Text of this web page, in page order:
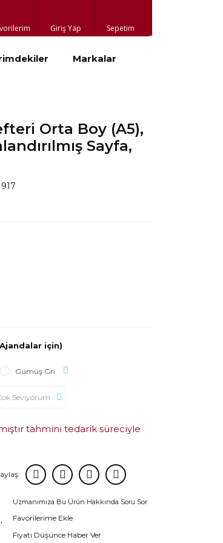
Giriş Yap Sepetim
Markalar
Orta Boy (A5),
Sayfa,
için)
Gümüş Gri
tahmini tedarik süreciyle
Uzmanımıza Bu Ürün Hakkında Soru Sor
Fiyatı Düşünce Haber Ver